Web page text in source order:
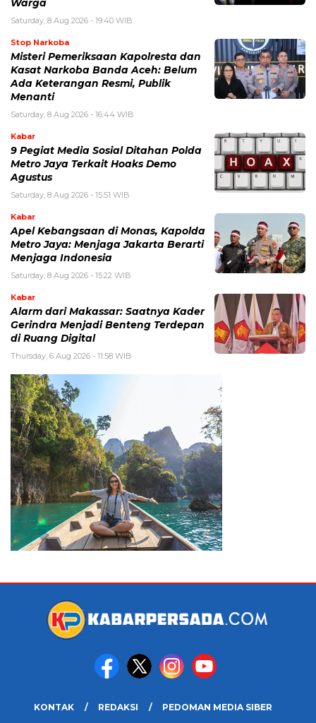
Warga
Saturday, 8 Aug 2026 - 19:40 WIB
Stop Narkoba
Misteri Pemeriksaan Kapolresta dan
Kasat Narkoba Banda Aceh: Belum
Ada Keterangan Resmi, Publik
Menanti
Saturday, 8 Aug 2026 - 16:44 WIB
Kabar
9 Pegiat Media Sosial Ditahan Polda
Metro Jaya Terkait Hoaks Demo
Agustus
Saturday, 8 Aug 2026 - 15:51 WIB
Kabar
Apel Kebangsaan di Monas, Kapolda
Metro Jaya: Menjaga Jakarta Berarti
Menjaga Indonesia
Saturday, 8 Aug 2026 - 15:22 WIB
Kabar
Alarm dari Makassar: Saatnya Kader
Gerindra Menjadi Benteng Terdepan
di Ruang Digital
Thursday, 6 Aug 2026 - 11:58 WIB
KONTAK REDAKSI PEDOMAN MEDIA SIBER